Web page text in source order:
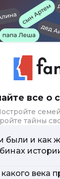
все о
тайны
были и как
века